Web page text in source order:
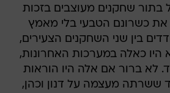
בתור שחקנים מעוצבים בזכות
כשרונם הטבעי בלי מאמץ
בין שני השחקנים הצעירים,
כאלה במערכות האחרונות,
לא ברור אם אלה היו הוראות
ששרתה מעצמה על דנון וכהן,